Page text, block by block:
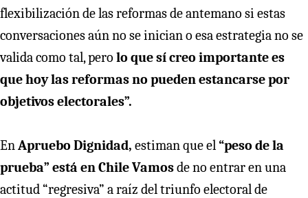
flexibilización de las reformas de antemano si estas
conversaciones aún no se inician o esa estrategia no se
valida como tal, pero lo que sí creo importante es
que hoy las reformas no pueden estancarse por
objetivos electorales”.
EnApruebo Dignidad, estiman que el“peso de la
prueba” está en Chile Vamosde no entrar en una
actitud “regresiva” a raíz del triunfo electoral de